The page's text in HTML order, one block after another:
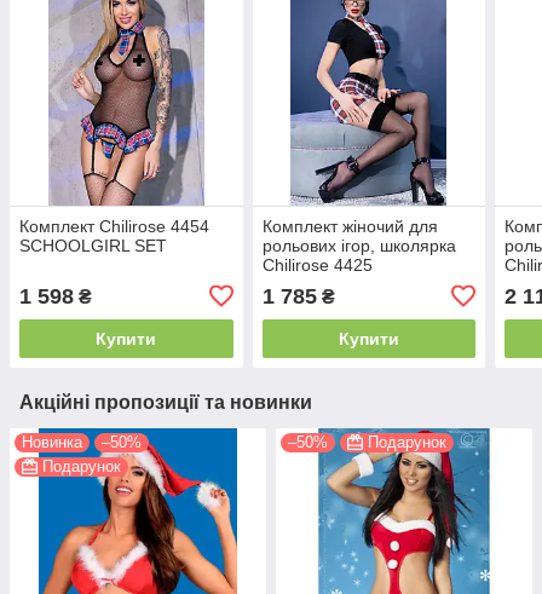
Комплект Chilirose 4454
SCHOOLGIRL SET
1 598 ₴
Купити
Комплект жіночий для
рольових ігор, школярка
Chilirose 4425
1 785₴
Купити
2
Акційні пропозиції та новинки
Новинка
–50%
Подарунок
–50% Подарунок